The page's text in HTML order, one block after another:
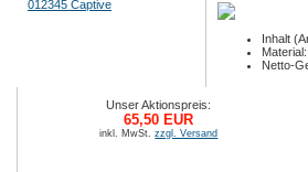
Inhalt
Netto-
Unser Aktionspreis:
65,50 EUR
inkl. MwSt.zzgl. Versand